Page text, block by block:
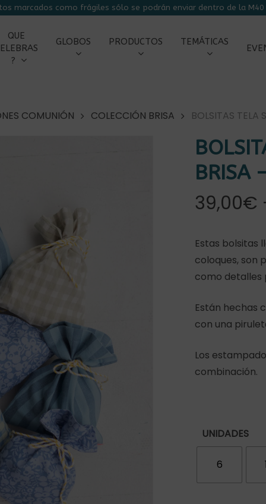
marcados como frágiles sólo se podrán enviar dentro de la M40
QUE
?
GLOBOS PRODUCTOS TEMÁTICAS
COMUNIÓN COLECCIÓN BRISA BOLSITAS TELA
BRISA
39,00€
Estas bolsitas
coloques, son
como detalles
Están hechas
con una
Los
combinación.
UNIDADES
6